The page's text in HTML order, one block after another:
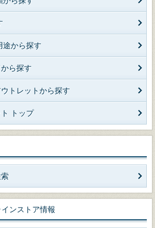
途から探す
ら探す
トレットから探す
トップ
ンストア情報